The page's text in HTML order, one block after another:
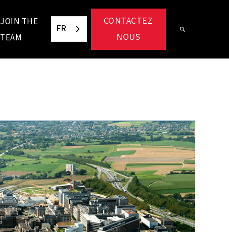
JOIN THE
TEAM
FR
CONTACTEZ
NOUS